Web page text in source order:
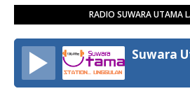
RADIO SUWARA UTAMA
Suwara